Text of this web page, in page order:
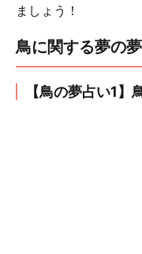
ましょう！
鳥に関する夢の
【鳥の夢占い1】